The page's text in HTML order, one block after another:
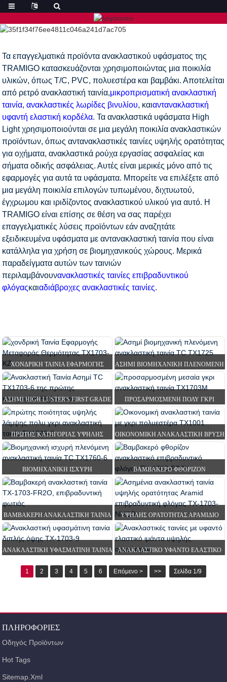
ΣΠΊΤΙ ΠΡΟΪΌΝΤΑ ΑΝΑΚΛΑΣΤΙΚΉ ΤΑΙΝΊΑ
Τα επαγγελματικά προϊόντα ανακλαστικού υφάσματος της
TRAMIGO κατασκευάζονται χρησιμοποιώντας μια ποικιλία
υλικών, όπως T/C, PVC, πολυεστέρα και βαμβάκι. Αποτελείται
από ρετρό ανακλαστική ταινία,μικροπρισματική ανακλαστική
ταινία,ανακλαστικές λωρίδες βινυλίου, καιαντανακλαστική
υφαντή ελαστική κορδέλα. Τα ανακλαστικά υφάσματα High
Light χρησιμοποιούνται σε μια μεγάλη ποικιλία ανακλαστικών
προϊόντων, όπως αντανακλαστικές ταινίες υψηλής ορατότητας
για οχήματα, ανακλαστικά ρούχα εργασίας ασφαλείας και
σήματα οδικής ασφάλειας. Αυτές είναι μερικές μόνο από τις
εφαρμογές για αυτά τα υφάσματα. Μπορείτε να επιλέξετε από
μια μεγάλη ποικιλία επιλογών τυπωμένου, διχτυωτού,
έγχρωμου και ιριδίζοντος ανακλαστικού υλικού για αυτό. Η
TRAMIGO είναι επίσης σε θέση να σας παρέχει
επαγγελματικές λύσεις προϊόντων εάν αναζητάτε
εξειδικευμένα υφάσματα με αντανακλαστική ταινία που είναι
κατάλληλα για χρήση σε βιομηχανικούς χώρους. Μερικά
παραδείγματα αυτών των ταινιών
περιλαμβάνουνανακλαστικές ταινίες επιβραδυντικού
φλόγαςκαιαδιάβροχες ανακλαστικές ταινίες.
ΧΟΝΔΡΙΚΉ ΤΑΙΝΊΑ ΕΦΑΡΜΟΓΉΣ
ΜΕΤΑΦΟΡΆΣ ΘΕΡΜΌΤΗΤΑΣ TX1703-
KZ
ΑΣΗΜΊ ΒΙΟΜΗΧΑΝΙΚΉ ΠΛΕΝΌΜΕΝΗ
ΑΝΑΚΛΑΣΤΙΚΉ ΤΑΙΝΊΑ TC T...
ΑΣΗΜΊ HIGH LUSTER'S FIRST GRADE
TC REFL...
ΠΡΟΣΑΡΜΟΣΜΈΝΗ ΠΟΛΥ ΓΚΡΙ
ΑΝΑΚΛΑΣΤΙΚΉ ΤΑΙΝΊΑ ΜΕΣΑΊΑΣ
ΠΡΏΤΗΣ ΚΑΤΗΓΟΡΊΑΣ ΥΨΗΛΉΣ
ΛΆΜΨΗΣ ΠΟΛΥ ΓΚΡΙ
ΟΙΚΟΝΟΜΙΚΉ ΑΝΑΚΛΑΣΤΙΚΉ ΒΡΎΣΗ
ΜΕ ΓΚΡΙ ΠΟΛΥΕΣΤΈΡΑ...
ΒΙΟΜΗΧΑΝΙΚΉ ΙΣΧΥΡΉ
ΠΛΕΝΌΜΕΝΗ ΑΝΑΚΛΑΣΤΙΚΉ ΤΑΙΝΊΑ
ΒΑΜΒΑΚΕΡΌ ΦΘΟΡΊΖΟΝ
ΑΝΑΚΛΑΣΤΙΚΌ ΕΠΙΒΡΑΔΥΝΤΙΚΌ
ΦΛΌΓΑΣ...
ΒΑΜΒΑΚΕΡΉ ΑΝΑΚΛΑΣΤΙΚΉ ΤΑΙΝΊΑ
TX-1703-FR2O, ΕΠΙΒΡΑΔΥΝΤΙΚΉ
ΥΨΗΛΉΣ ΟΡΑΤΌΤΗΤΑΣ ΑΡΑΜΊΔΙΟ
ΕΠΙΒΡΑΔΥΝΤΙΚΌ ΦΛΌΓΑΣ ΑΣΉΜΙ R...
ΑΝΑΚΛΑΣΤΙΚΉ ΥΦΑΣΜΆΤΙΝΗ ΤΑΙΝΊΑ
ΔΙΠΛΉΣ ΌΨΗΣ TX-1...
ΑΝΑΚΛΑΣΤΙΚΌ ΥΦΑΝΤΌ ΕΛΑΣΤΙΚΌ
ΛΟΥΡΊ ΥΨΗΛΉΣ ΟΡΑΤΌΤΗΤΑΣ ...
1
2 3 4 5 6 Επόμενο > >> Σελίδα 1/9
ΠΛΗΡΟΦΟΡΊΕΣ
Οδηγός Προϊόντων
Hot Tags
Sitemap.xml